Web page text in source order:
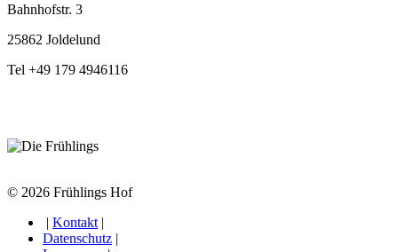
Bahnhofstr. 3
25862 Joldelund
Tel +49 179 4946116
© 2026 Frühlings Hof
| Kontakt |
Datenschutz |